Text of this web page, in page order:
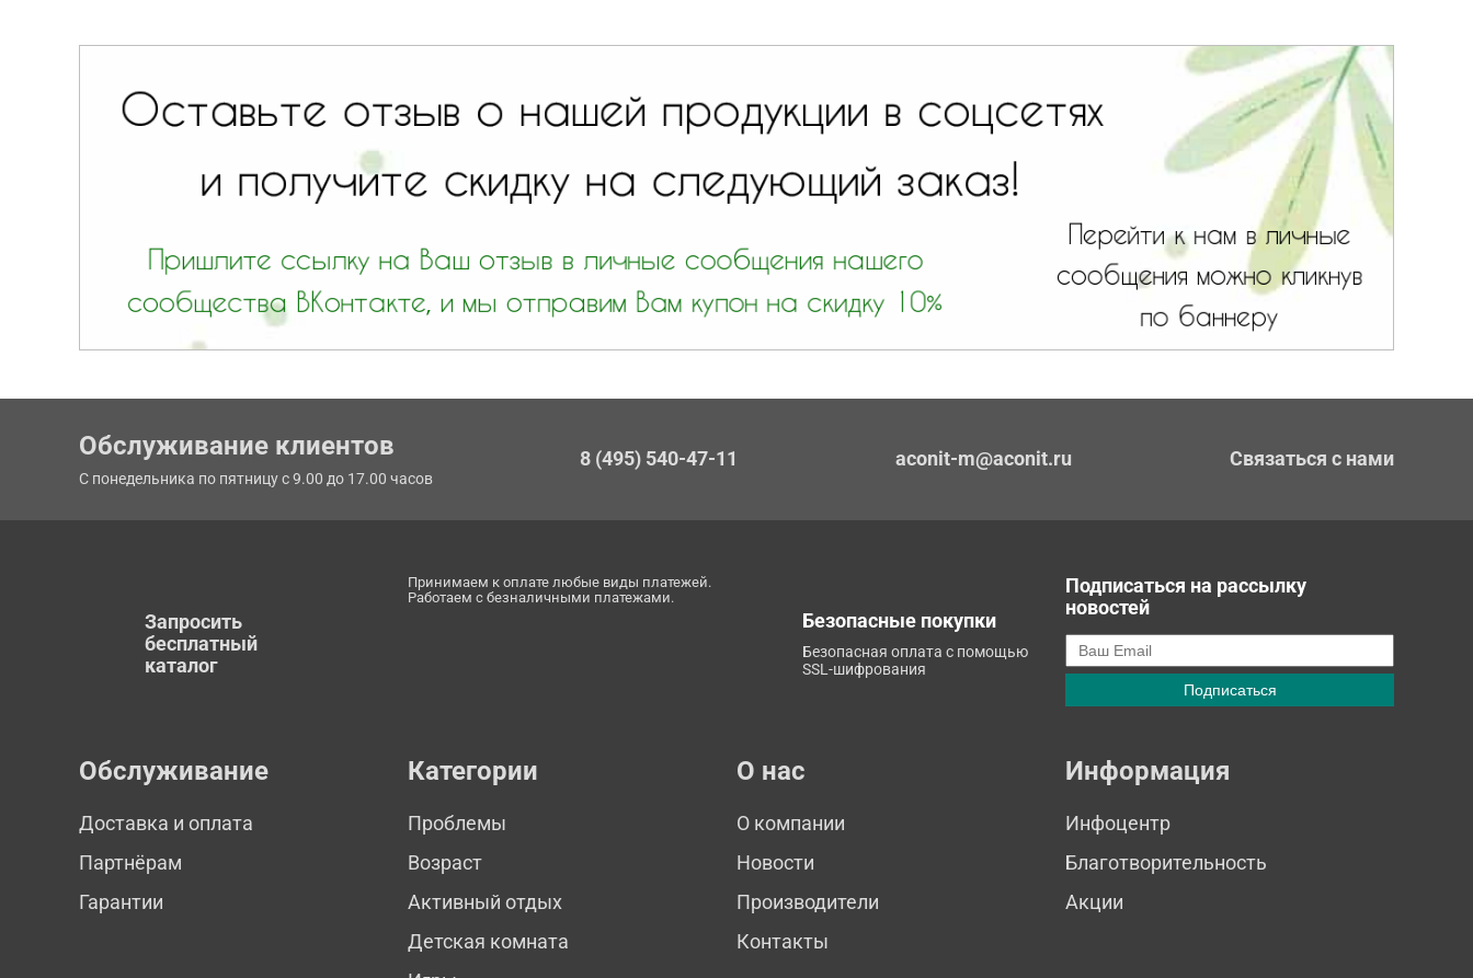
Обслуживание клиентов
С понедельника по пятницу с 9.00 до 17.00 часов
8 (495) 540-47-11 aconit-m@aconit.ru Связаться с нами
Запросить
бесплатный
каталог
Принимаем к оплате любые виды платежей.
Работаем с безналичными платежами.
Безопасные покупки
Безопасная оплата с помощью
SSL-шифрования
Подписаться на рассылку
новостей
Обслуживание
Доставка и оплата
Партнёрам
Гарантии
Категории
Проблемы
Возраст
Активный отдых
Детская комната
О нас
О компании
Новости
Производители
Контакты
Информация
Инфоцентр
Благотворительность
Акции